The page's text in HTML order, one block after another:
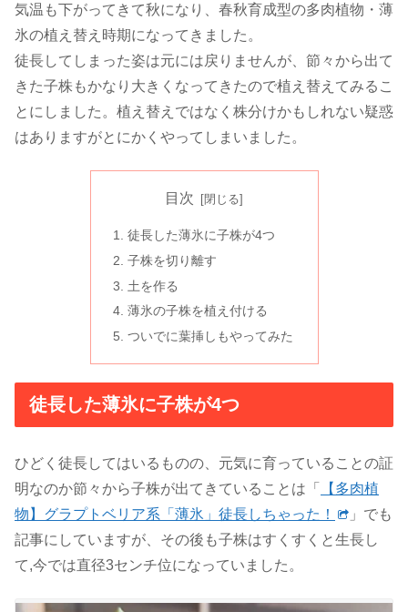
気温も下がってきて秋になり、春秋育成型の多肉植物・薄
氷の植え替え時期になってきました。
徒長してしまった姿は元には戻りませんが、節々から出て
きた子株もかなり大きくなってきたので植え替えてみるこ
とにしました。植え替えではなく株分けかもしれない疑惑
はありますがとにかくやってしまいました。
目次
徒長した薄氷に子株が4つ
子株を切り離す
土を作る
薄氷の子株を植え付ける
ついでに葉挿しもやってみた
徒長した薄氷に子株が4つ
ひどく徒長してはいるものの、元気に育っていることの証
明なのか節々から子株が出てきていることは「
【多肉植
物】グラプトベリア系「薄氷」徒長しちゃった！
」でも
記事にしていますが、その後も子株はすくすくと生長し
て,今では直径3センチ位になっていました。